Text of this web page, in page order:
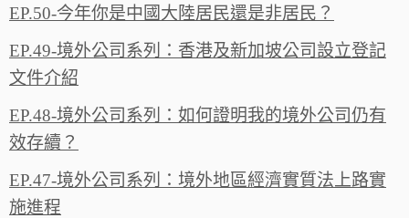
EP.50-今年你是中國大陸居民還是非居民？
EP.49-境外公司系列：香港及新加坡公司設立登記
文件介紹
EP.48-境外公司系列：如何證明我的境外公司仍有
效存續？
EP.47-境外公司系列：境外地區經濟實質法上路實
施進程